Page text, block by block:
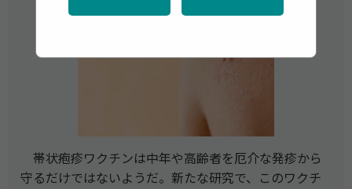
帯状疱疹ワクチンは中年や高齢者を厄介な発疹から
守るだけではないようだ。新たな研究で、このワクチ